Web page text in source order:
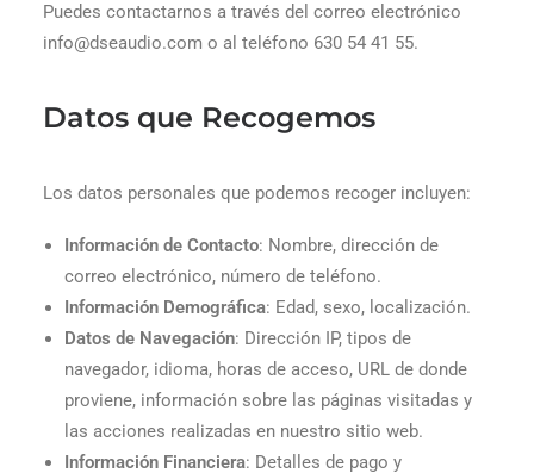
Puedes contactarnos a través del correo electrónico
info@dseaudio.com o al teléfono 630 54 41 55.
Datos que Recogemos
Los datos personales que podemos recoger incluyen:
Información de Contacto: Nombre, dirección de
correo electrónico, número de teléfono.
Información Demográfica: Edad, sexo, localización.
Datos de Navegación: Dirección IP, tipos de
navegador, idioma, horas de acceso, URL de donde
proviene, información sobre las páginas visitadas y
las acciones realizadas en nuestro sitio web.
Información Financiera: Detalles de pago y